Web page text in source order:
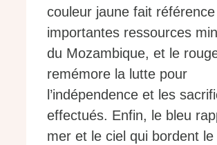
couleur jaune fait
importantes ressources
du Mozambique, et le
remémore la lutte pour
l’indépendence et les
effectués. Enfin, le bleu
mer et le ciel qui bordent le